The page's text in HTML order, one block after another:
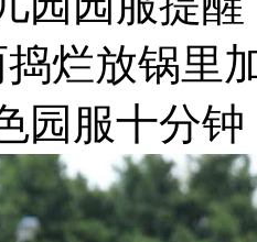
烂放锅里
园服十分